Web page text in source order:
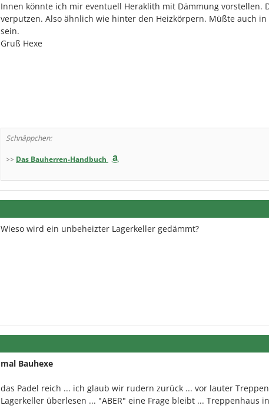
Innen könnte ich mir eventuell Heraklith mit Dämmung vorstellen.
verputzen. Also ähnlich wie hinter den Heizkörpern. Müßte auch
sein.
Gruß Hexe
Schnäppchen:
>> Das Bauherren-Handbuch
Wieso wird ein unbeheizter Lagerkeller gedämmt?
mal Bauhexe
das Padel reich ... ich glaub wir rudern zurück ... vor lauter
Lagerkeller überlesen ... "ABER" eine Frage bleibt ... Treppenhaus